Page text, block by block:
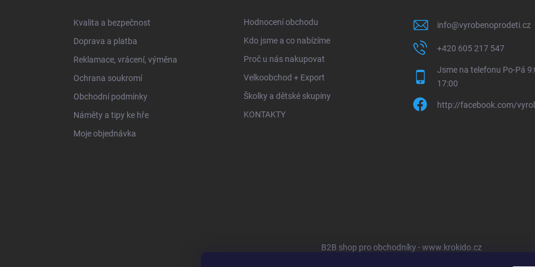
Kvalita a bezpečnost
Doprava a platba
Reklamace, vrácení, výměna
Ochrana soukromí
Obchodní podmínky
Náměty a tipy ke hře
Moje objednávka
Hodnocení obchodu
Kdo jsme a co nabízíme
Proč u nás nakupovat
Velkoobchod + Export
Školky a dětské skupiny
KONTAKTY
info@vyrobenoprodeti.cz
+420 605 217 547
Jsme na telefonu Po-Pá
17:00
http://facebook.com/
B2B shop pro obchodníky - www.krokido.cz